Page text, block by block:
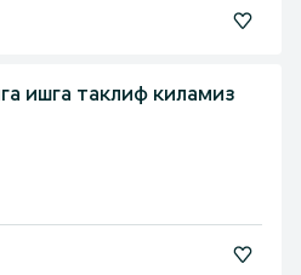
ишга таклиф киламиз